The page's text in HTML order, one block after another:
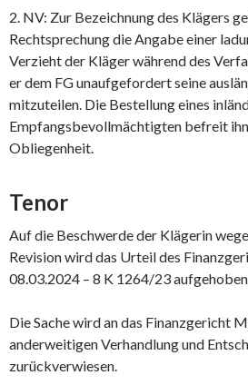
2. NV: Zur Bezeichnung des Klägers
Rechtsprechung die Angabe einer
Verzieht der Kläger während des
er dem FG unaufgefordert seine
mitzuteilen. Die Bestellung eines
Empfangsbevollmächtigten befreit
Obliegenheit.
Tenor
Auf die Beschwerde der Klägerin
Revision wird das Urteil des
08.03.2024 – 8 K 1264/23 aufgehoben.
Die Sache wird an das Finanzgericht
anderweitigen Verhandlung und
zurückverwiesen.